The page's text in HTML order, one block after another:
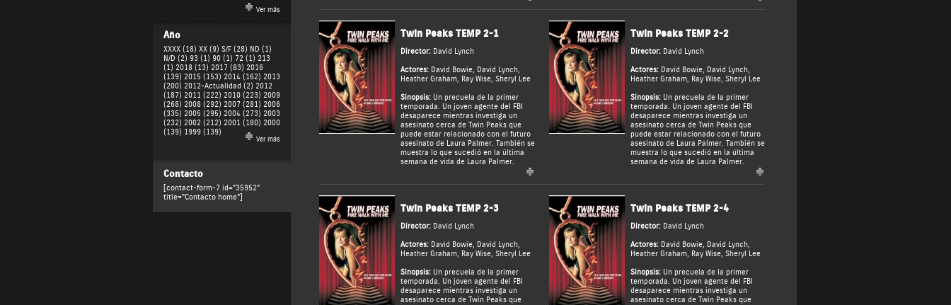
Ver más
Año
XXXX (18) XX (9) S/F (28) ND (1)
N/D (2) 93 (1) 90 (1) 72 (1) 213
(1) 2018 (13) 2017 (83) 2016
(139) 2015 (153) 2014 (162) 2013
(200) 2012-Actualidad (2) 2012
(187) 2011 (222) 2010 (223) 2009
(268) 2008 (292) 2007 (281) 2006
(335) 2005 (295) 2004 (273) 2003
(232) 2002 (212) 2001 (180) 2000
(139) 1999 (139)
Ver más
Contacto
[contact-form-7 id="35952"
title="Contacto home"]
Twin Peaks TEMP 2-1
Director: David Lynch
Actores: David Bowie, David Lynch,
Heather Graham, Ray Wise, Sheryl Lee
Sinopsis:Un precuela de la primer
temporada. Un joven agente del FBI
desaparece mientras investiga un
asesinato cerca de Twin Peaks que
puede estar relacionado con el futuro
asesinato de Laura Palmer. También se
muestra lo que sucedió en la última
semana de vida de Laura Palmer.
Twin Peaks TEMP 2-2
Director: David Lynch
Actores: David Bowie, David Lynch,
Heather Graham, Ray Wise, Sheryl Lee
Sinopsis:Un precuela de la primer
temporada. Un joven agente del FBI
desaparece mientras investiga un
asesinato cerca de Twin Peaks que
puede estar relacionado con el futuro
asesinato de Laura Palmer. También se
muestra lo que sucedió en la última
semana de vida de Laura Palmer.
Twin Peaks TEMP 2-3
Director: David Lynch
Actores: David Bowie, David Lynch,
Heather Graham, Ray Wise, Sheryl Lee
Sinopsis:Un precuela de la primer
temporada. Un joven agente del FBI
desaparece mientras investiga un
asesinato cerca de Twin Peaks que
Twin Peaks TEMP 2-4
Director: David Lynch
Actores: David Bowie, David Lynch,
Heather Graham, Ray Wise, Sheryl Lee
Sinopsis:Un precuela de la primer
temporada. Un joven agente del FBI
desaparece mientras investiga un
asesinato cerca de Twin Peaks que